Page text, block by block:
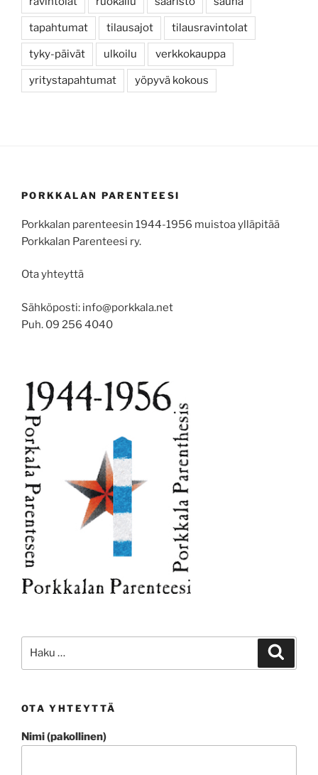
tapahtumat tilausajot tilausravintolat
tyky-päivät ulkoilu verkkokauppa
yritystapahtumat yöpyvä kokous
PORKKALAN PARENTEESI
Porkkalan parenteesin 1944-1956 muistoa ylläpitää
Porkkalan Parenteesi ry.
Ota yhteyttä
Sähköposti: info@porkkala.net
Puh. 09 256 4040
OTA YHTEYTTÄ
Nimi (pakollinen)